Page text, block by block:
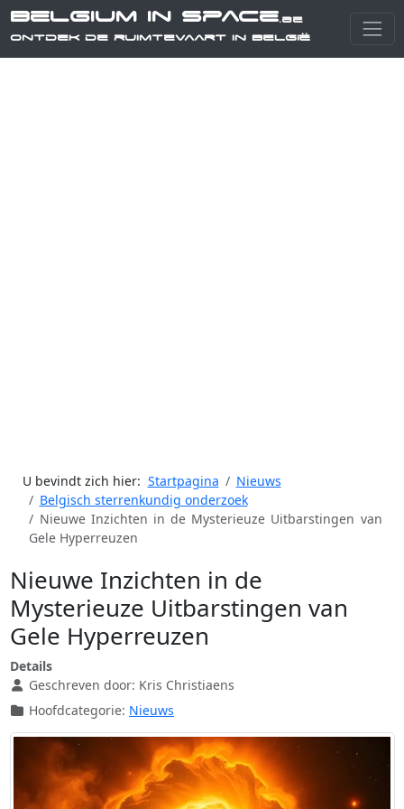
Belgium in Space.be
Ontdek de ruimtevaart in België
U bevindt zich hier: Startpagina
Nieuws
Belgisch sterrenkundig onderzoek
Nieuwe Inzichten in de Mysterieuze Uitbarstingen van
Gele Hyperreuzen
Nieuwe Inzichten in de
Mysterieuze Uitbarstingen van
Gele Hyperreuzen
Details
Geschreven door: Kris Christiaens
Hoofdcategorie: Nieuws